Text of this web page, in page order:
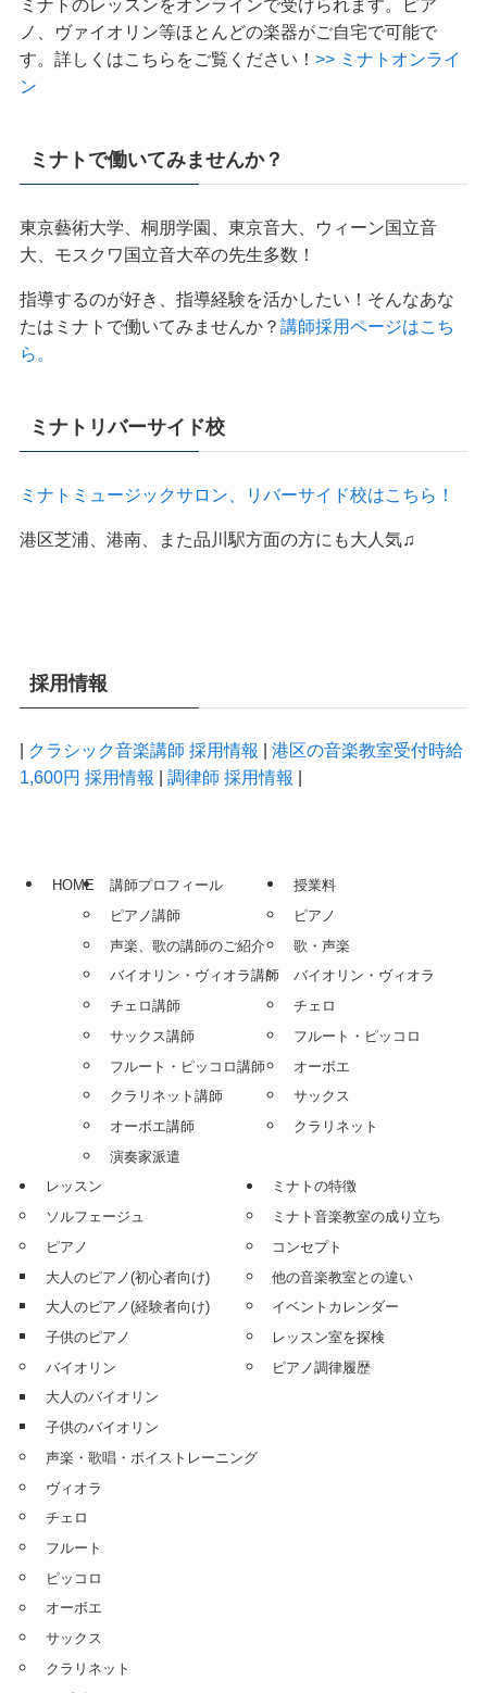
ミナトのレッスンをオンラインで受けられます。ピア
ノ、ヴァイオリン等ほとんどの楽器がご自宅で可能で
ミナトで働いてみませんか？
大、モスクワ国立音大卒の先生多数！
指導するのが好き、指導経験を活かしたい！そんなあな
ミナトリバーサイド校
ミナトミュージックサロン、リバーサイド校はこちら！
採用情報
HOME
講師プロフィール
ピアノ講師
声楽、歌の講師のご紹介
バイオリン・ヴィオラ講師
チェロ講師
サックス講師
フルート・ピッコロ講師
クラリネット講師
演奏家派遣
授業料
ピアノ
歌・声楽
バイオリン・ヴィオラ
チェロ
フルート・ピッコロ
オーボエ
クラリネット
レッスン
ソルフェージュ
ピアノ
大人のピアノ(初心者向け)
大人のピアノ(経験者向け)
子供のピアノ
バイオリン
大人のバイオリン
子供のバイオリン
声楽・歌唱・ボイストレーニング
ヴィオラ
チェロ
フルート
ピッコロ
オーボエ
ミナトの特徴
ミナト音楽教室の成り立ち
コンセプト
他の音楽教室との違い
イベントカレンダー